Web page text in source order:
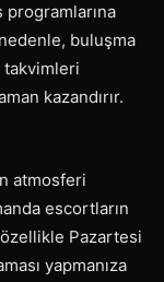
programlarına
buluşma
takvimleri
kazandırır.
atmosferi
escortların
Pazartesi
yapmanıza